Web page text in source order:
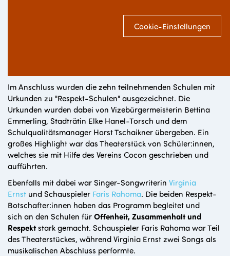
Cookie-Einstellungen
Im Anschluss wurden die zehn teilnehmenden Schulen mit
Urkunden zu "Respekt-Schulen" ausgezeichnet. Die
Urkunden wurden dabei von Vizebürgermeisterin Bettina
Emmerling, Stadträtin Elke Hanel-Torsch und dem
Schulqualitätsmanager Horst Tschaikner übergeben. Ein
großes Highlight war das Theaterstück von Schüler:innen,
welches sie mit Hilfe des Vereins Cocon geschrieben und
aufführten.
Ebenfalls mit dabei war Singer-Songwriterin Virginia
Ernst und Schauspieler Faris Rahoma. Die beiden Respekt-
Botschafter:innen haben das Programm begleitet und
sich an den Schulen fürOffenheit, Zusammenhalt und
Respektstark gemacht. Schauspieler Faris Rahoma war Teil
des Theaterstückes, während Virginia Ernst zwei Songs als
musikalischen Abschluss performte.